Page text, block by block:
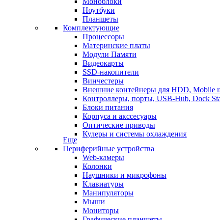
Ноутбуки
Планшеты
Комплектующие
Процессоры
Материнские платы
Модули Памяти
Видеокарты
SSD-накопители
Винчестеры
Внешние контейнеры для HDD, Mobile
Контроллеры, порты, USB-Hub, Dock
Блоки питания
Корпуса и акссесуары
Оптические приводы
Кулеры и системы охлаждения
Еще
Периферийные устройства
Web-камеры
Колонки
Наушники и микрофоны
Клавиатуры
Манипуляторы
Мыши
Мониторы